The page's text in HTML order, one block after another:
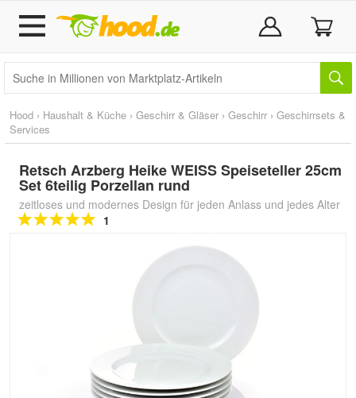
Hood › Haushalt & Küche › Geschirr & Gläser › Geschirr › Geschirrsets &
Services
Retsch Arzberg Heike WEISS Speiseteller 25cm
Set 6teilig Porzellan rund
zeitloses und modernes Design für jeden Anlass und jedes Alter
1